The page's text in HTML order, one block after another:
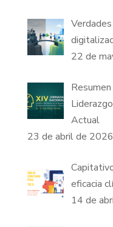
22 de
Actual
23 de abril de 2026
eficacia
14 de